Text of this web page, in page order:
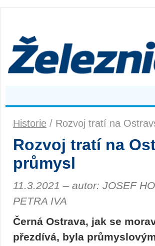
Historie / Rozvoj tratí na
Rozvoj tratí na
průmysl
11.3.2021 – autor: JOSEF
PETRA IVA
Černá Ostrava, jak se
přezdívá, byla